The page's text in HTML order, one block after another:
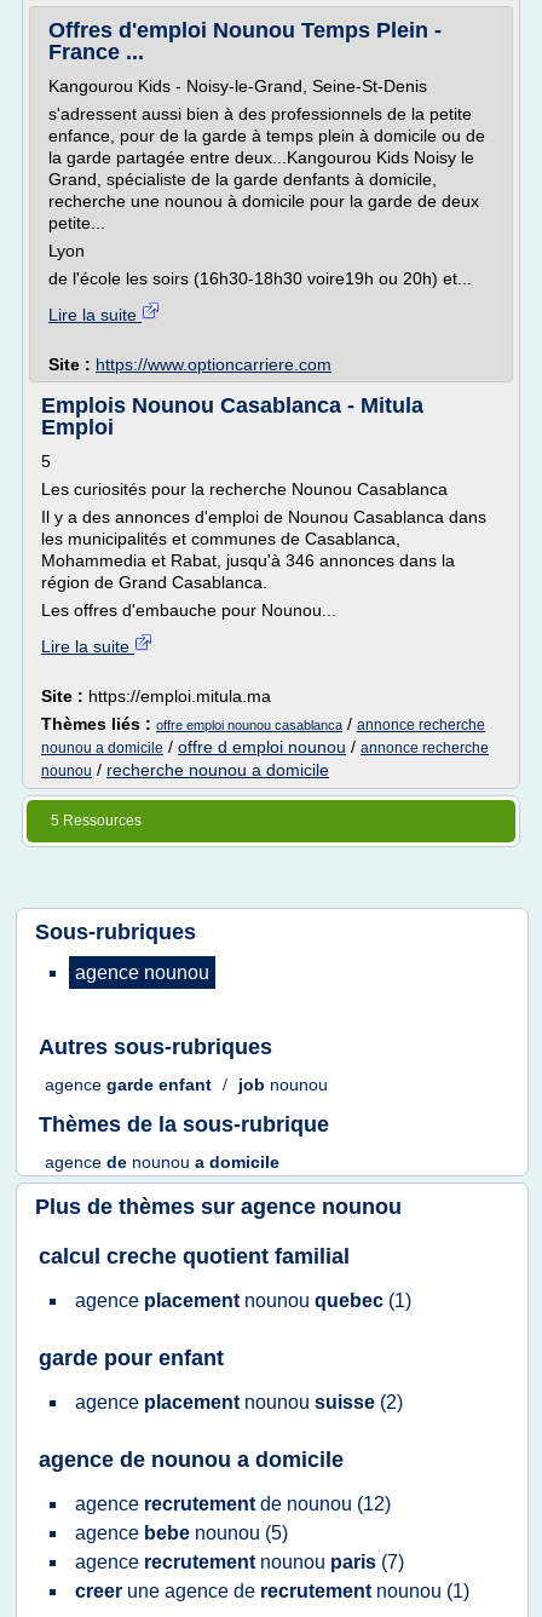
Offres d'emploi Nounou Temps Plein -
France ...
Kangourou Kids - Noisy-le-Grand, Seine-St-Denis
s'adressent aussi bien à des professionnels de la petite
enfance, pour de la garde à temps plein à domicile ou de
la garde partagée entre deux...Kangourou Kids Noisy le
Grand, spécialiste de la garde denfants à domicile,
recherche une nounou à domicile pour la garde de deux
petite...
Lyon
de l'école les soirs (16h30-18h30 voire19h ou 20h) et...
Lire la suite
Site : https://www.optioncarriere.com
Emplois Nounou Casablanca - Mitula
Emploi
5
Les curiosités pour la recherche Nounou Casablanca
Il y a des annonces d'emploi de Nounou Casablanca dans
les municipalités et communes de Casablanca,
Mohammedia et Rabat, jusqu'à 346 annonces dans la
région de Grand Casablanca.
Les offres d'embauche pour Nounou...
Lire la suite
Site : https://emploi.mitula.ma
Thèmes liés : offre emploi nounou casablanca / annonce recherche
nounou a domicile / offre d emploi nounou / annonce recherche
nounou / recherche nounou a domicile
5 Ressources
Sous-rubriques
agence nounou
Autres sous-rubriques
agence garde enfant / job nounou
Thèmes de la sous-rubrique
agence de nounou a domicile
Plus de thèmes sur agence nounou
calcul creche quotient familial
agence placement nounou quebec (1)
garde pour enfant
agence placement nounou suisse (2)
agence de nounou a domicile
agence recrutement de nounou (12)
agence bebe nounou (5)
agence recrutement nounou paris (7)
creer une agence de recrutement nounou (1)